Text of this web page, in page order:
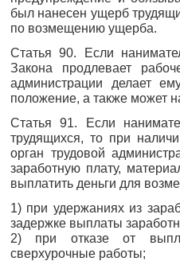
был нанесен ущерб
по возмещению ущерба.
Статья 90. Если
Закона продлевает
администрации делает
положение, а также может
Статья 91. Если
трудящихся, то при
орган трудовой
заработную плату,
выплатить деньги для
1) при удержаниях из
задержке выплаты
2) при отказе от
сверхурочные работы;